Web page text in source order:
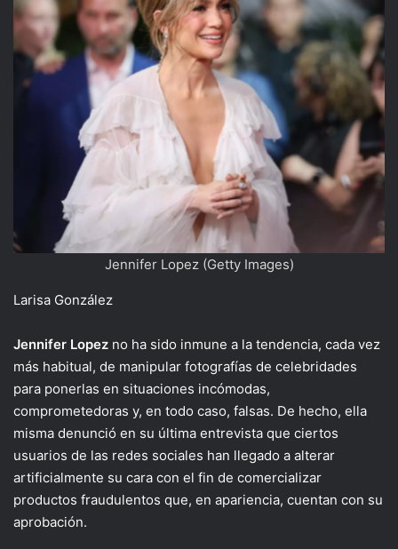
Jennifer Lopez (Getty Images)
Larisa González
Jennifer Lopez no ha sido inmune a la tendencia, cada vez
más habitual, de manipular fotografías de celebridades
para ponerlas en situaciones incómodas,
comprometedoras y, en todo caso, falsas. De hecho, ella
misma denunció en su última entrevista que ciertos
usuarios de las redes sociales han llegado a alterar
artificialmente su cara con el fin de comercializar
productos fraudulentos que, en apariencia, cuentan con su
aprobación.